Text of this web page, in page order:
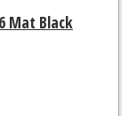
Mat Black